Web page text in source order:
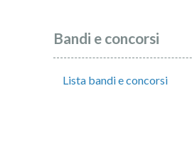
Bandi e concorsi
Lista bandi e concorsi